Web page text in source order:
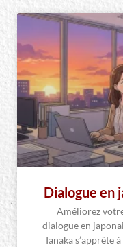
Dialogue en
Améliorez
dialogue en
Tanaka s’apprête